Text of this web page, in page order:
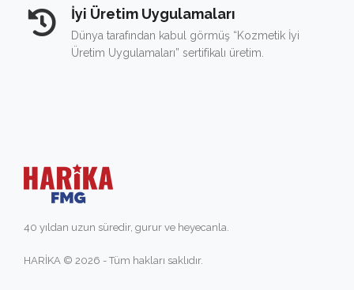
İyi Üretim Uygulamaları
Dünya tarafından kabul görmüş “Kozmetik İyi
Üretim Uygulamaları” sertifikalı üretim.
40 yıldan uzun süredir, gurur ve heyecanla.
HARİKA © 2026 - Tüm hakları saklıdır.